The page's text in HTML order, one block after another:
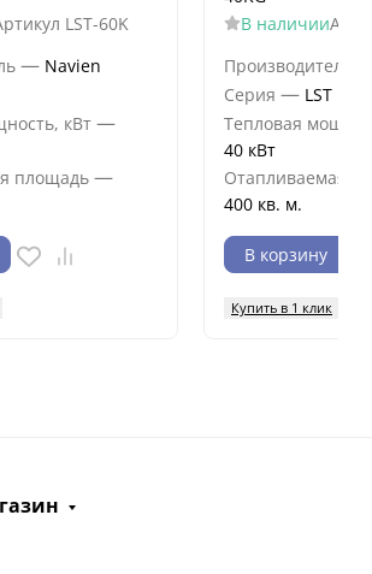
LST-60K
— Navien
кВт —
площадь —
В наличии
Производитель
Серия — LST
Тепловая
40 кВт
Отапливаемая
400 кв. м.
В корзину
Купить в 1 клик